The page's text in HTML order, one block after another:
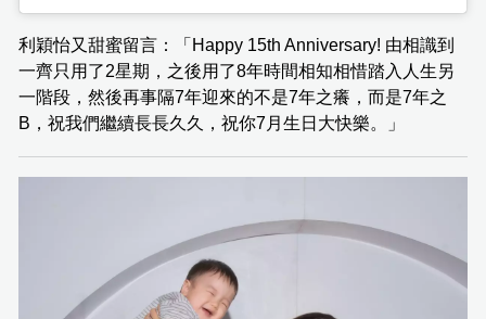
利穎怡又甜蜜留言：「Happy 15th Anniversary! 由相識到
一齊只用了2星期，之後用了8年時間相知相惜踏入人生另
一階段，然後再事隔7年迎來的不是7年之癢，而是7年之
B，祝我們繼續長長久久，祝你7月生日大快樂。」